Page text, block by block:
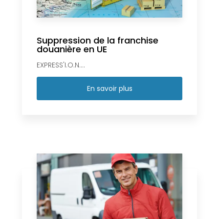
Suppression de la franchise
douanière en UE
EXPRESS'I.O.N....
En savoir plus